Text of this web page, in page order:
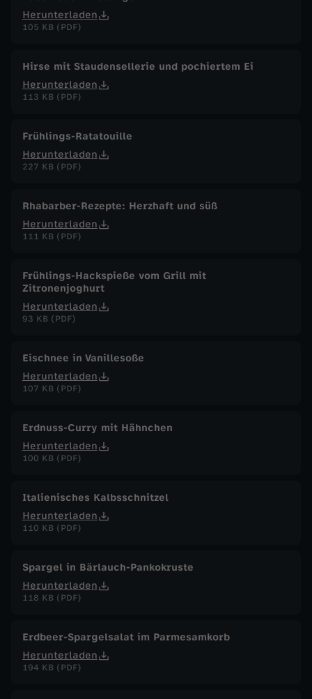
Herunterladen
105 KB (PDF)
Hirse mit Staudensellerie und pochiertem Ei
Herunterladen
113 KB (PDF)
Frühlings-Ratatouille
Herunterladen
227 KB (PDF)
Rhabarber-Rezepte: Herzhaft und süß
Herunterladen
111 KB (PDF)
Frühlings-Hackspieße vom Grill mit
Zitronenjoghurt
Herunterladen
93 KB (PDF)
Eischnee in Vanillesoße
Herunterladen
107 KB (PDF)
Erdnuss-Curry mit Hähnchen
Herunterladen
100 KB (PDF)
Italienisches Kalbsschnitzel
Herunterladen
110 KB (PDF)
Spargel in Bärlauch-Pankokruste
Herunterladen
118 KB (PDF)
Erdbeer-Spargelsalat im Parmesamkorb
Herunterladen
194 KB (PDF)